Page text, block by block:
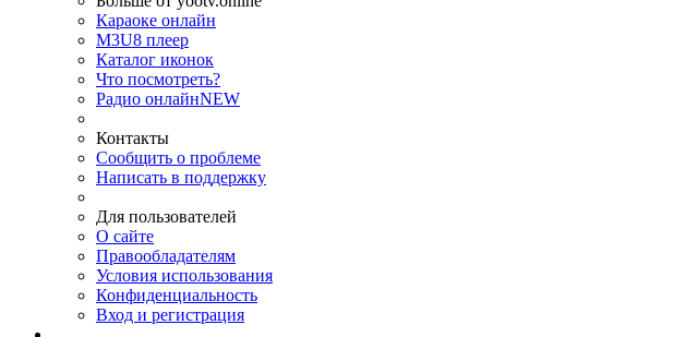
Караоке онлайн
M3U8 плеер
Каталог иконок
Что посмотреть?
Радио онлайнNEW
Контакты
Сообщить о проблеме
Написать в поддержку
Для пользователей
О сайте
Правообладателям
Условия использования
Конфиденциальность
Вход и регистрация